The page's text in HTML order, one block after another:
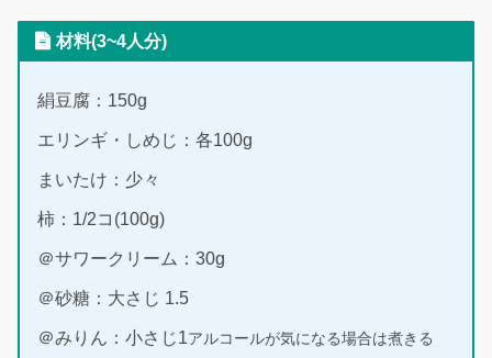
材料(3~4人分)
絹豆腐：150g
エリンギ・しめじ：各100g
まいたけ：少々
柿：1/2コ(100g)
＠サワークリーム：30g
＠砂糖：大さじ 1.5
＠みりん：小さじ1アルコールが気になる場合は煮きる